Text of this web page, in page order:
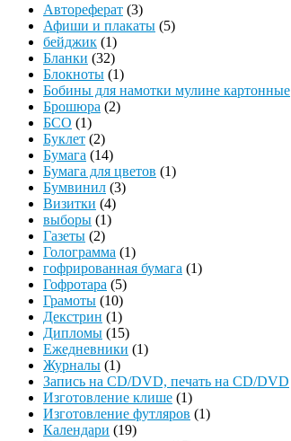
Автореферат (3)
Афиши и плакаты (5)
бейджик (1)
Бланки (32)
Блокноты (1)
Бобины для намотки мулине картонные
Брошюра (2)
БСО (1)
Буклет (2)
Бумага (14)
Бумага для цветов (1)
Бумвинил (3)
Визитки (4)
выборы (1)
Газеты (2)
Голограмма (1)
гофрированная бумага (1)
Гофротара (5)
Грамоты (10)
Декстрин (1)
Дипломы (15)
Ежедневники (1)
Журналы (1)
Запись на CD/DVD, печать на CD/DVD
Изготовление клише (1)
Изготовление футляров (1)
Календари (19)